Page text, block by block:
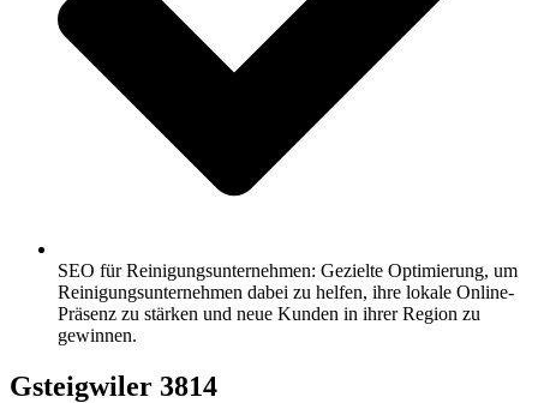
SEO für Reinigungsunternehmen: Gezielte Optimierung, um
Reinigungsunternehmen dabei zu helfen, ihre lokale Online-
Präsenz zu stärken und neue Kunden in ihrer Region zu
gewinnen.
Gsteigwiler 3814